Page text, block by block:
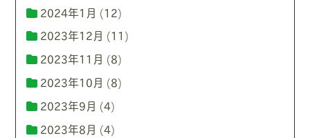
2024年1月 (12)
2023年12月 (11)
2023年11月 (8)
2023年10月 (8)
2023年9月 (4)
2023年8月 (4)